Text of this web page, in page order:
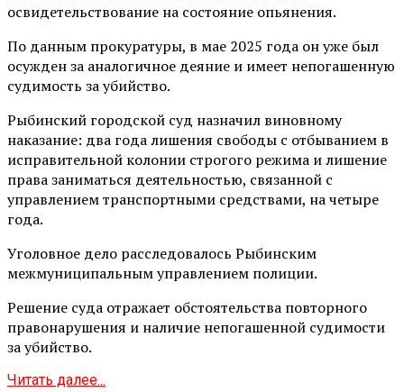
освидетельствование на состояние опьянения.
По данным прокуратуры, в мае 2025 года он уже был
осужден за аналогичное деяние и имеет непогашенную
судимость за убийство.
Рыбинский городской суд назначил виновному
наказание: два года лишения свободы с отбыванием в
исправительной колонии строгого режима и лишение
права заниматься деятельностью, связанной с
управлением транспортными средствами, на четыре
года.
Уголовное дело расследовалось Рыбинским
межмуниципальным управлением полиции.
Решение суда отражает обстоятельства повторного
правонарушения и наличие непогашенной судимости
за убийство.
Читать далее...